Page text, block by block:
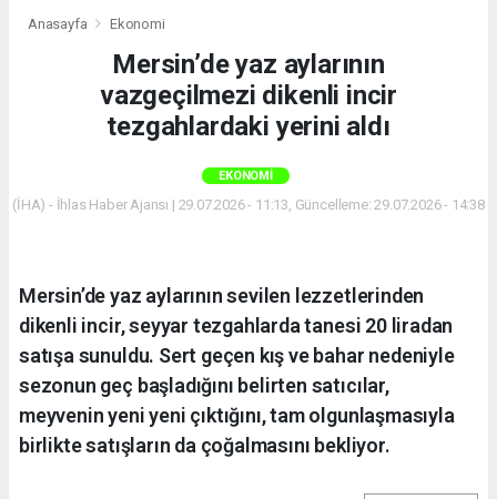
Anasayfa Ekonomi
Mersin’de yaz aylarının
vazgeçilmezi dikenli incir
tezgahlardaki yerini aldı
EKONOMI
(İHA) - İhlas Haber Ajansı | 29.07.2026 - 11:13, Güncelleme: 29.07.2026 - 14:38
Mersin’de yaz aylarının sevilen lezzetlerinden
dikenli incir, seyyar tezgahlarda tanesi 20 liradan
satışa sunuldu. Sert geçen kış ve bahar nedeniyle
sezonun geç başladığını belirten satıcılar,
meyvenin yeni yeni çıktığını, tam olgunlaşmasıyla
birlikte satışların da çoğalmasını bekliyor.